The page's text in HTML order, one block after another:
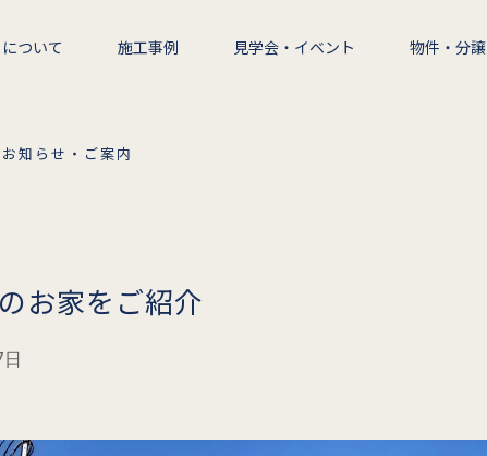
ついて 施工事例 見学会・イベント 物件・分譲
お知らせ・ご案内
お家をご紹介